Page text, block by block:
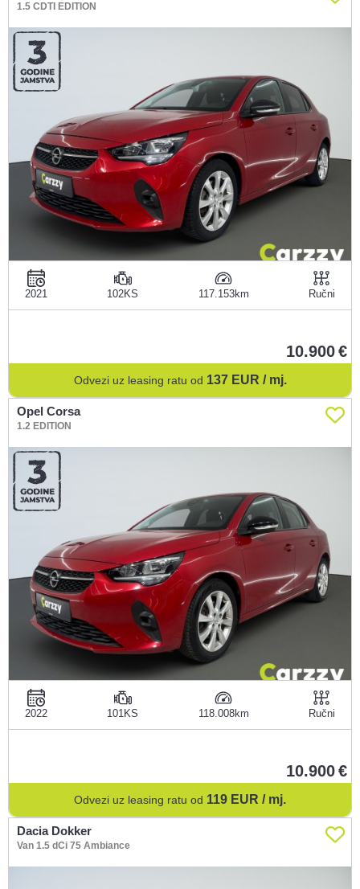
1.5 CDTI EDITION
2021 102KS 117.153 Ručni
10.900
Odvezi uz leasing ratu od 137 EUR / mj.
Opel Corsa
1.2 EDITION
2022 101KS 118.008 Ručni
10.900
Odvezi uz leasing ratu od 119 EUR / mj.
Dacia Dokker
Van 1.5 dCi 75 Ambiance